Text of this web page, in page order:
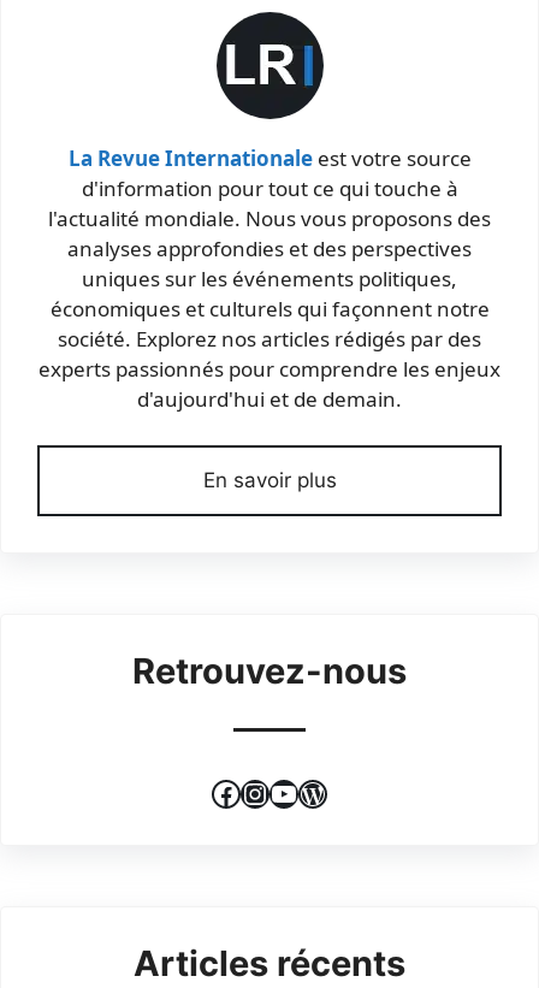
La Revue Internationaleest votre source
d'information pour tout ce qui touche à
l'actualité mondiale. Nous vous proposons des
analyses approfondies et des perspectives
uniques sur les événements politiques,
économiques et culturels qui façonnent notre
société. Explorez nos articles rédigés par des
experts passionnés pour comprendre les enjeux
d'aujourd'hui et de demain.
En savoir plus
Retrouvez-nous
Facebook
Instagram
YouTube
WordPress
Articles récents